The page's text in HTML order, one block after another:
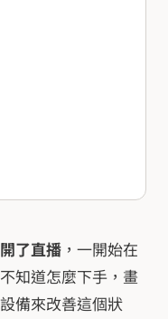
開了直播 ，一開始在
知道怎麼下手，畫
備來改善這個狀